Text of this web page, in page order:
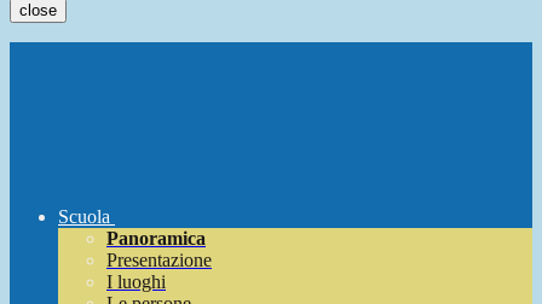
close
Scuola
Panoramica
Presentazione
I luoghi